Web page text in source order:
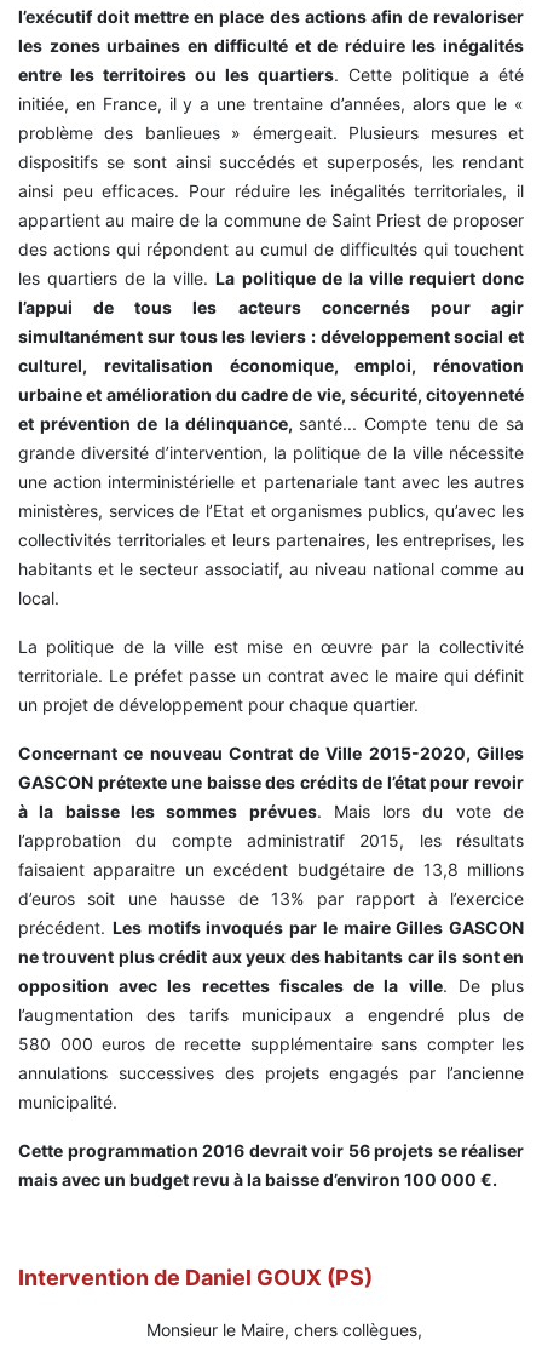
l’exécutif doit mettre en place des actions afin de revaloriser
les zones urbaines en difficulté et de réduire les inégalités
entre les territoires ou les quartiers. Cette politique a été
initiée, en France, il y a une trentaine d’années, alors que le «
problème des banlieues » émergeait. Plusieurs mesures et
dispositifs se sont ainsi succédés et superposés, les rendant
ainsi peu efficaces. Pour réduire les inégalités territoriales, il
appartient au maire de la commune de Saint Priest de proposer
des actions qui répondent au cumul de difficultés qui touchent
les quartiers de la ville.La politique de la ville requiert donc
l’appui de tous les acteurs concernés pour agir
simultanément sur tous les leviers : développement social et
culturel, revitalisation économique, emploi, rénovation
urbaine et amélioration du cadre de vie, sécurité, citoyenneté
et prévention de la délinquance, santé... Compte tenu de sa
grande diversité d’intervention, la politique de la ville nécessite
une action interministérielle et partenariale tant avec les autres
ministères, services de l’Etat et organismes publics, qu’avec les
collectivités territoriales et leurs partenaires, les entreprises, les
habitants et le secteur associatif, au niveau national comme au
local.
La politique de la ville est mise en œuvre par la collectivité
territoriale. Le préfet passe un contrat avec le maire qui définit
un projet de développement pour chaque quartier.
Concernant ce nouveau Contrat de Ville 2015-2020, Gilles
GASCON prétexte une baisse des crédits de l’état pour revoir
à la baisse les sommes prévues. Mais lors du vote de
l’approbation du compte administratif 2015, les résultats
faisaient apparaitre un excédent budgétaire de 13,8 millions
d’euros soit une hausse de 13% par rapport à l’exercice
précédent. Les motifs invoqués par le maire Gilles GASCON
ne trouvent plus crédit aux yeux des habitants car ils sont en
opposition avec les recettes fiscales de la ville. De plus
l’augmentation des tarifs municipaux a engendré plus de
580 000 euros de recette supplémentaire sans compter les
annulations successives des projets engagés par l’ancienne
municipalité.
Cette programmation 2016 devrait voir 56 projets se réaliser
mais avec un budget revu à la baisse d’environ 100 000 €.
Intervention de Daniel GOUX (PS)
Monsieur le Maire, chers collègues,